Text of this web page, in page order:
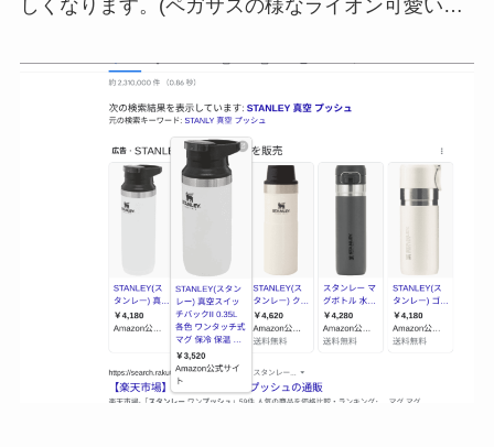
しくなります。(ペガサスの様なライオン可愛い…